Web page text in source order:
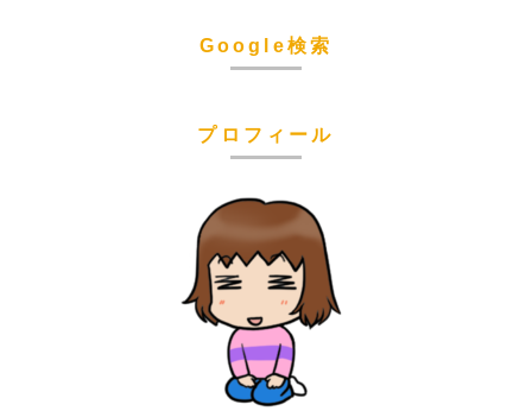
Google検索
プロフィール